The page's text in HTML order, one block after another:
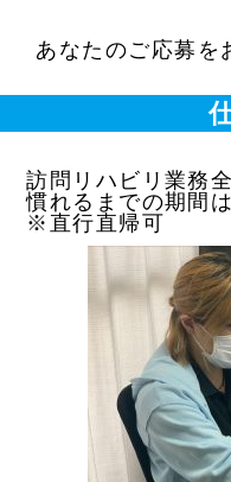
あなたのご応募を
訪問リハビリ業務
慣れるまでの期間
※直行直帰可